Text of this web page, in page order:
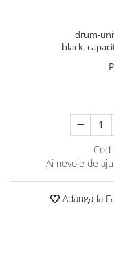
drum-
black,
Cod
Ai nevoie de
Adauga la